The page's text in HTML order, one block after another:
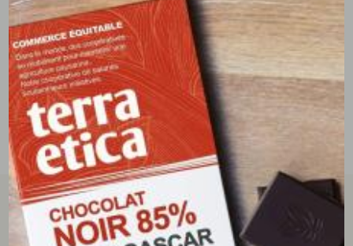
tous les avis clients
5/5
écrire un avis